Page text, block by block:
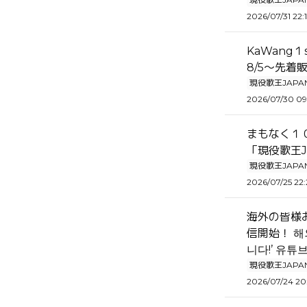
2026/07/31
KaWang１
8/5～先着
現役歌王
2026/07/30
まもなく１
「現役歌
現役歌王
2026/07/25
海外の皆様
信開始！
니다!’ 유튜
現役歌王
2026/07/24